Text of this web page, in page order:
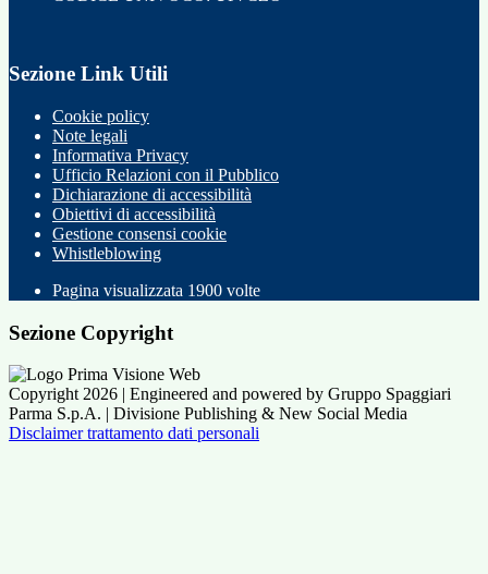
Sezione Link Utili
Cookie policy
Note legali
Informativa Privacy
Ufficio Relazioni con il Pubblico
Dichiarazione di accessibilità
Obiettivi di accessibilità
Gestione consensi cookie
Whistleblowing
Pagina visualizzata 1900 volte
Sezione Copyright
Copyright 2026 | Engineered and powered by Gruppo Spaggiari
Parma S.p.A. | Divisione Publishing & New Social Media
Disclaimer trattamento dati personali